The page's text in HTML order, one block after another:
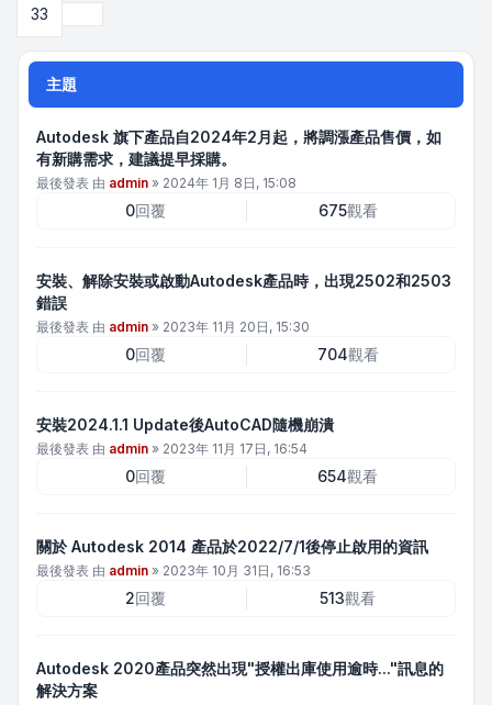
33
主題
Autodesk 旗下產品自2024年2月起，將調漲產品售價，如
有新購需求，建議提早採購。
最後發表 由 admin » 2024年 1月 8日, 15:08
0回覆 675觀看
安裝、解除安裝或啟動Autodesk產品時，出現2502和2503
錯誤
最後發表 由 admin » 2023年 11月 20日, 15:30
0回覆 704觀看
安裝2024.1.1 Update後AutoCAD隨機崩潰
最後發表 由 admin » 2023年 11月 17日, 16:54
0回覆 654觀看
關於 Autodesk 2014 產品於2022/7/1後停止啟用的資訊
最後發表 由 admin » 2023年 10月 31日, 16:53
2回覆 513觀看
Autodesk 2020產品突然出現"授權出庫使用逾時..."訊息的
解決方案